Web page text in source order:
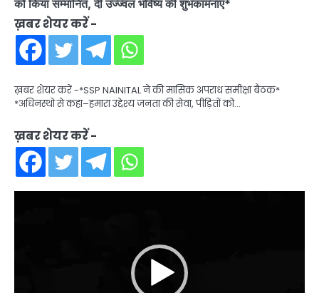
को किया सम्मानित, दी उज्ज्वल भविष्य की शुभकामनाएं*
ख़बर शेयर करें -
ख़बर शेयर करें -*SSP NAINITAL ने की मासिक अपराध समीक्षा बैठक*
*अधिनस्थो से कहा–हमारा उद्देश्य जनता की सेवा, पीड़ितों को…
ख़बर शेयर करें -